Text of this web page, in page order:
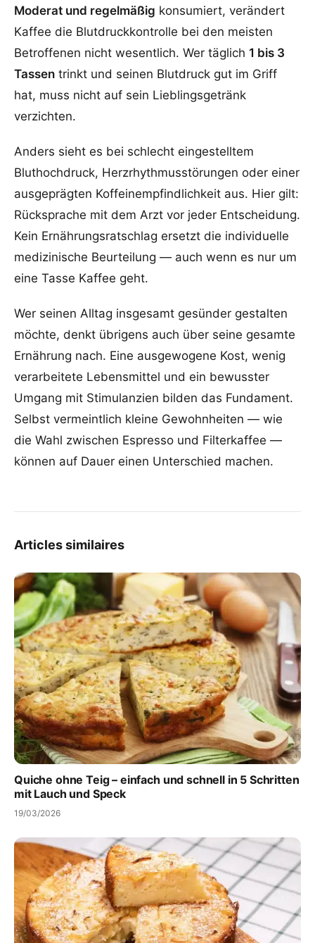
Moderat und regelmäßig konsumiert, verändert
Kaffee die Blutdruckkontrolle bei den meisten
Betroffenen nicht wesentlich. Wer täglich 1 bis 3
Tassen trinkt und seinen Blutdruck gut im Griff
hat, muss nicht auf sein Lieblingsgetränk
verzichten.
Anders sieht es bei schlecht eingestelltem
Bluthochdruck, Herzrhythmusstörungen oder einer
ausgeprägten Koffeinempfindlichkeit aus. Hier gilt:
Rücksprache mit dem Arzt vor jeder Entscheidung.
Kein Ernährungsratschlag ersetzt die individuelle
medizinische Beurteilung — auch wenn es nur um
eine Tasse Kaffee geht.
Wer seinen Alltag insgesamt gesünder gestalten
möchte, denkt übrigens auch über seine gesamte
Ernährung nach. Eine ausgewogene Kost, wenig
verarbeitete Lebensmittel und ein bewusster
Umgang mit Stimulanzien bilden das Fundament.
Selbst vermeintlich kleine Gewohnheiten — wie
die Wahl zwischen Espresso und Filterkaffee —
können auf Dauer einen Unterschied machen.
Articles similaires
Quiche ohne Teig – einfach und schnell in 5 Schritten
mit Lauch und Speck
19/03/2026